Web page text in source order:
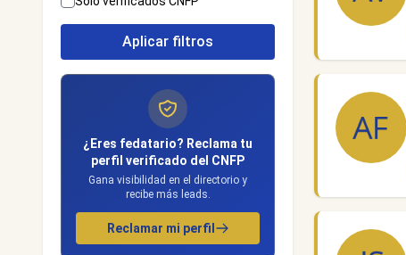
Aplicar filtros
¿Eres fedatario? Reclama tu
perfil verificado del CNFP
Gana visibilidad en el directorio y
recibe más leads.
Reclamar mi perfil